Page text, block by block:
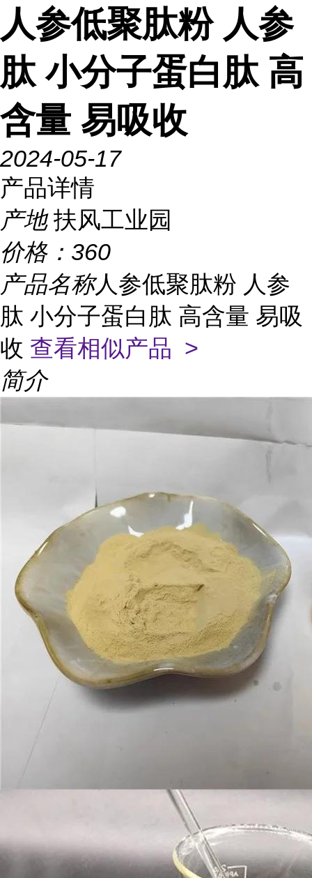
人参低聚肽粉 人参
肽 小分子蛋白肽 高
含量 易吸收
2024-05-17
产品详情
产地 扶风工业园
价格： 360
产品名称人参低聚肽粉 人参
肽 小分子蛋白肽 高含量 易吸
收 查看相似产品 >
简介